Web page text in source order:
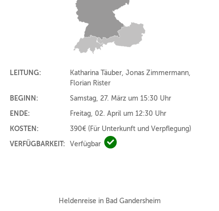
LEITUNG:
Katharina Täuber, Jonas Zimmermann,
Florian Rister
BEGINN:
Samstag, 27. März um 15:30 Uhr
ENDE:
Freitag, 02. April um 12:30 Uhr
KOSTEN:
390€ (Für Unterkunft und Verpflegung)
VERFÜGBARKEIT:
Verfügbar Verfügbar
Heldenreise in Bad Gandersheim